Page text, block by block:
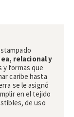
relacional y
y formas que
caribe hasta
se le asignó
en el tejido
de uso